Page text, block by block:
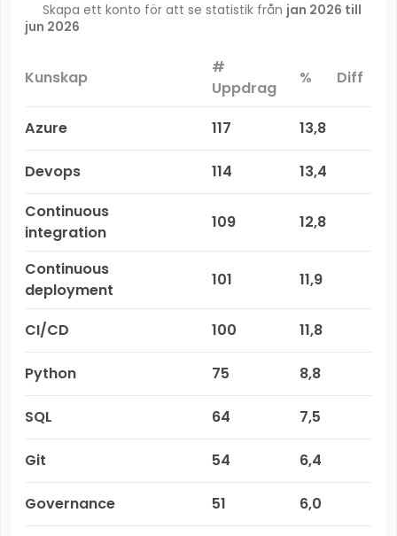
Skapa ett konto för att se statistik från jan 2026 till
jun 2026
Kunskap
#
Uppdrag
% Diff
Azure 117 13,8
Devops 114
13,4
Continuous
integration
109 12,8
Continuous
deployment
101 11,9
CI/CD 100 11,8
Python 75 8,8
SQL 64 7,5
Git 54 6,4
Governance 51 6,0